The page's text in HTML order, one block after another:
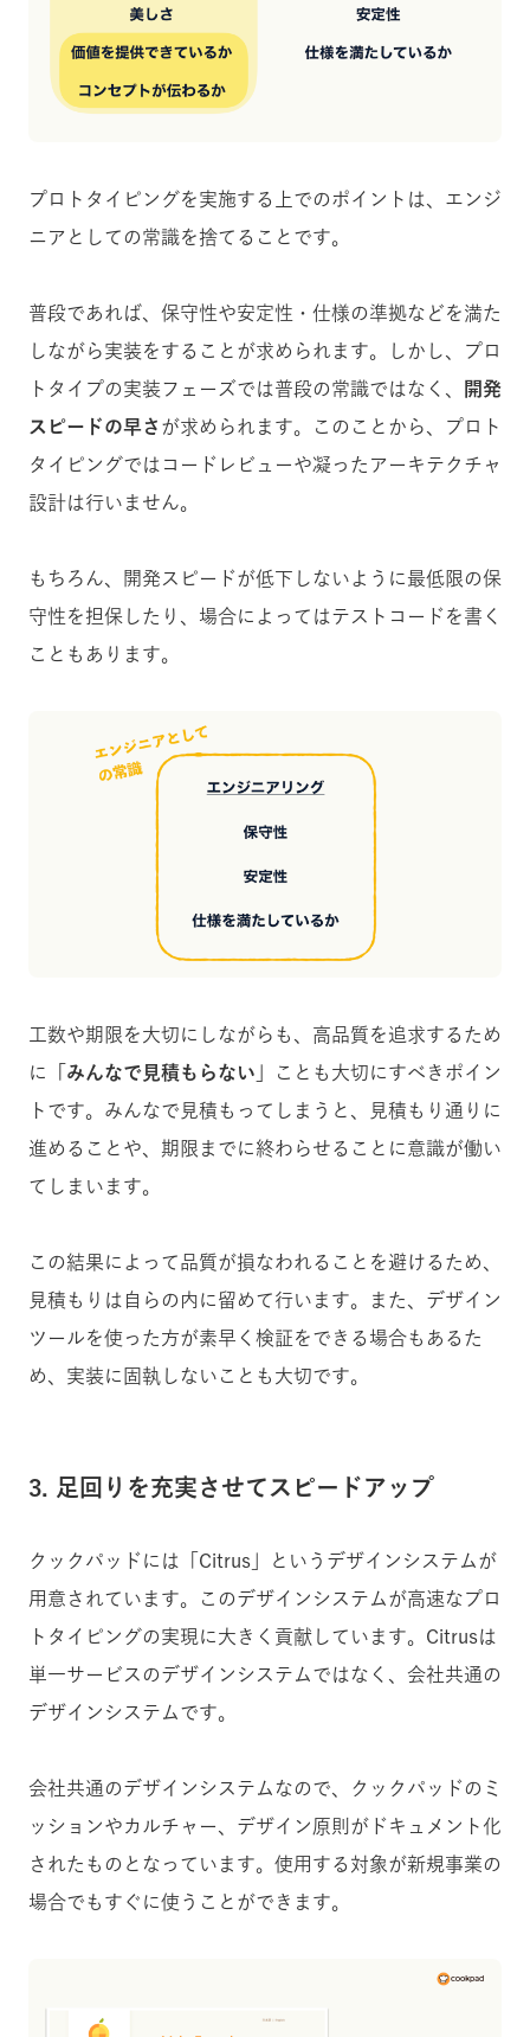
プロトタイピングを実施する上でのポイントは、エンジ
ニアとしての常識を捨てることです。
普段であれば、保守性や安定性・仕様の準拠などを満た
しながら実装をすることが求められます。しかし、プロ
トタイプの実装フェーズでは普段の常識ではなく、
開発
スピードの早さ が求められます。このことから、プロト
タイピングではコードレビューや凝ったアーキテクチャ
設計は行いません。
もちろん、開発スピードが低下しないように最低限の保
守性を担保したり、場合によってはテストコードを書く
こともあります。
工数や期限を大切にしながらも、高品質を追求するため
に
「みんなで見積もらない」
ことも大切にすべきポイン
トです。みんなで見積もってしまうと、見積もり通りに
進めることや、期限までに終わらせることに意識が働い
てしまいます。
この結果によって品質が損なわれることを避けるため、
見積もりは自らの内に留めて行います。また、デザイン
ツールを使った方が素早く検証をできる場合もあるた
め、実装に固執しないことも大切です。
3. 足回りを充実させてスピードアップ
クックパッドには「Citrus」というデザインシステムが
用意されています。このデザインシステムが高速なプロ
トタイピングの実現に大きく貢献しています。Citrusは
単一サービスのデザインシステムではなく、会社共通の
デザインシステムです。
会社共通のデザインシステムなので、クックパッドのミ
ッションやカルチャー、デザイン原則がドキュメント化
されたものとなっています。使用する対象が新規事業の
場合でもすぐに使うことができます。